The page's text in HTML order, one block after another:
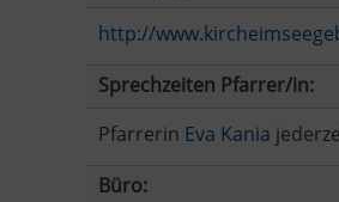
http://
Sprechzeiten Pfarrer/in:
Pfarrerin Eva Kania
Büro: